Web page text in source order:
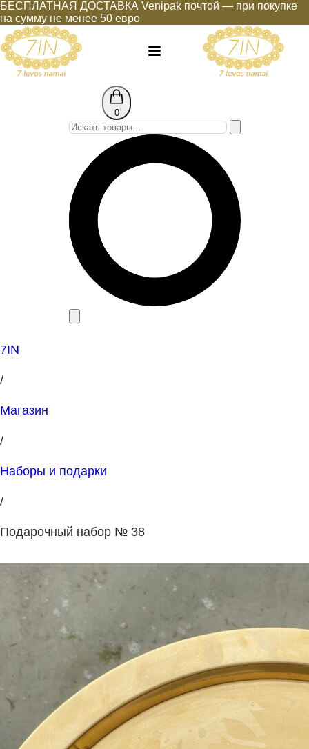
БЕСПЛАТНАЯ ДОСТАВКА Venipak почтой — при покупке
на сумму не менее 50 евро
0
7IN
/
Магазин
/
Наборы и подарки
/
Подарочный набор № 38